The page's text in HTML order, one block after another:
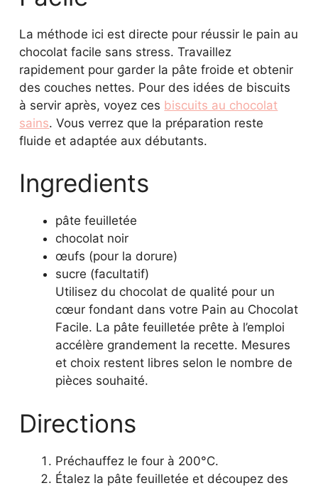
La méthode ici est directe pour réussir le pain au
chocolat facile sans stress. Travaillez
rapidement pour garder la pâte froide et obtenir
des couches nettes. Pour des idées de biscuits
à servir après, voyez ces biscuits au chocolat
sains. Vous verrez que la préparation reste
fluide et adaptée aux débutants.
Ingredients
pâte feuilletée
chocolat noir
œufs (pour la dorure)
sucre (facultatif)
Utilisez du chocolat de qualité pour un
cœur fondant dans votre Pain au Chocolat
Facile. La pâte feuilletée prête à l’emploi
accélère grandement la recette. Mesures
et choix restent libres selon le nombre de
pièces souhaité.
Directions
Préchauffez le four à 200°C.
Étalez la pâte feuilletée et découpez des